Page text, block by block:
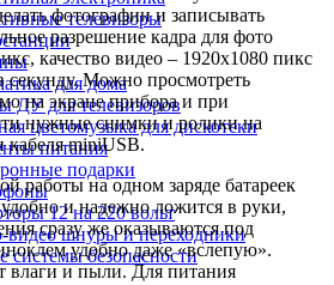
телевизоры
для дома
ДУ для телевизоров
цветомузыка для дискотеки
питания
подарки
12 на 220 вольт
видео шнуры и переходники
системы безопасности
фотографии и записывать
разрешение кадра для фото
качество видео – 1920x1080 пикс
секунду. Можно просмотреть
на экране прибора и при
нужные снимки и ролики на
miniUSB.
работы на одном заряде батареек
и надежно ложится в руки,
сразу же оказываются под
удобно даже «вслепую».
влаги и пыли. Для питания